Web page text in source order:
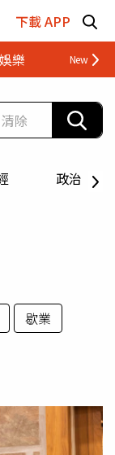
下載 APP
娛樂 財經
除
政治
歇業